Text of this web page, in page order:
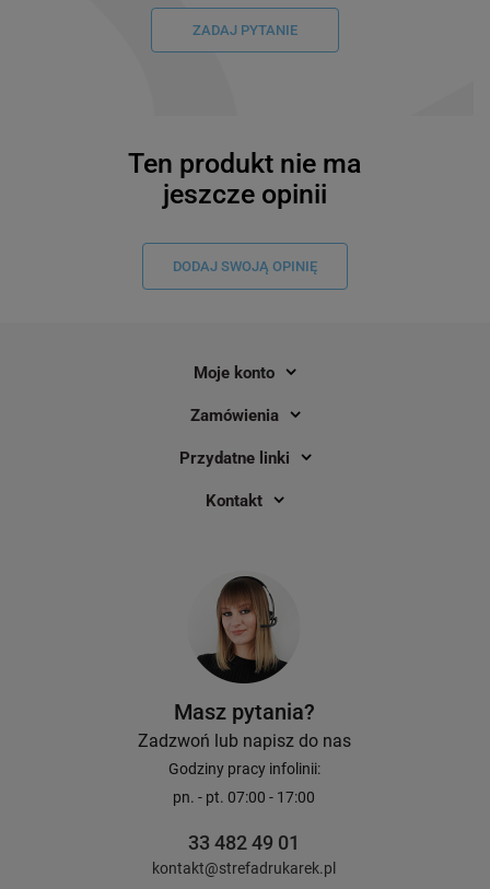
ZADAJ PYTANIE
Ten produkt nie ma
jeszcze opinii
DODAJ SWOJĄ OPINIĘ
Moje konto
Zamówienia
Przydatne linki
Kontakt
Masz pytania?
Zadzwoń lub napisz do nas
Godziny pracy infolinii:
pn. - pt. 07:00 - 17:00
33 482 49 01
kontakt@strefadrukarek.pl